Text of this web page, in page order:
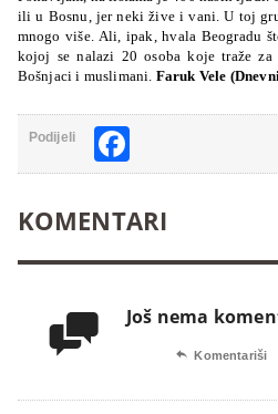
ili u Bosnu, jer neki žive i vani. U toj
mnogo više. Ali, ipak, hvala Beogradu
kojoj se nalazi 20 osoba koje traže
Bošnjaci i muslimani. Faruk Vele
Podijeli
KOMENTARI
 Još nema
 Komentariši